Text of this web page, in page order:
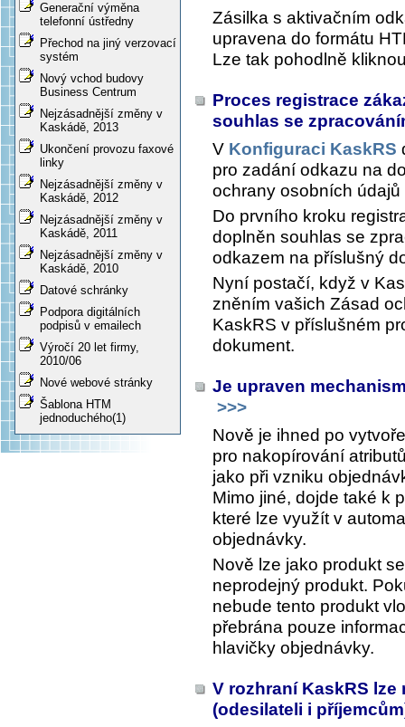
Generační výměna
telefonní ústředny
Přechod na jiný verzovací
systém
Nový vchod budovy
Business Centrum
Nejzásadnější změny v
Kaskádě, 2013
Ukončení provozu faxové
linky
Nejzásadnější změny v
Kaskádě, 2012
Nejzásadnější změny v
Kaskádě, 2011
Nejzásadnější změny v
Kaskádě, 2010
Datové schránky
Podpora digitálních
podpisů v emailech
Výročí 20 let firmy,
2010/06
Nové webové stránky
Šablona HTM
jednoduchého(1)
Zásilka s aktivačním
upravena do formátu
Lze tak pohodlně
Proces registrace
souhlas se
V Konfiguraci KaskRS
pro zadání odkazu na
ochrany osobních údajů
Do prvního kroku
doplněn souhlas se
odkazem na příslušný
Nyní postačí, když v
zněním vašich Zásad
KaskRS v příslušném
dokument.
Je upraven
>>>
Nově je ihned po
pro nakopírování
jako při vzniku
Mimo jiné, dojde také k
které lze využít v
objednávky.
Nově lze jako produkt
neprodejný produkt.
nebude tento produkt
přebrána pouze
hlavičky objednávky.
V rozhraní KaskRS
(odesilateli i